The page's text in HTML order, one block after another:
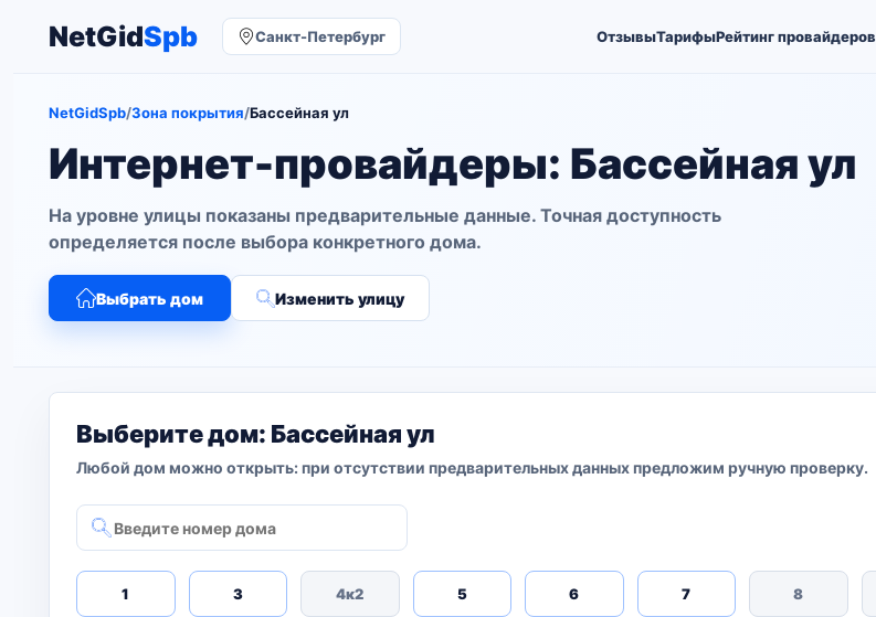
NetGidSpb Санкт-Петербург ОтзывыТарифыРейтинг провайдеров
NetGidSpb/Зона покрытия/Бассейная ул
Интернет-провайдеры: Бассейная ул
На уровне улицы показаны предварительные данные. Точная доступность
определяется после выбора конкретного дома.
Выбрать дом Изменить улицу
Выберите дом: Бассейная ул
Любой дом можно открыть: при отсутствии предварительных данных предложим ручную проверку.
1 3 4к2 5 6 7 8